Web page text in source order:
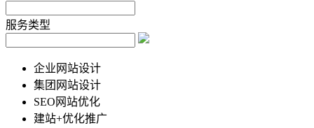
服务类型
企业网站设计
集团网站设计
SEO网站优化
建站+优化推广